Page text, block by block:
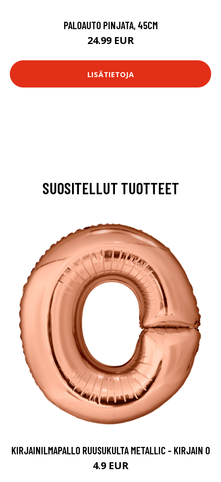
PALOAUTO PINJATA, 45CM
24.99 EUR
LISÄTIETOJA
SUOSITELLUT TUOTTEET
KIRJAINILMAPALLO RUUSUKULTA METALLIC - KIRJAIN O
4.9 EUR